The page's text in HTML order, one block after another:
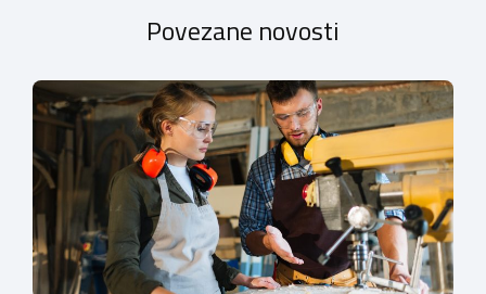
Povezane novosti